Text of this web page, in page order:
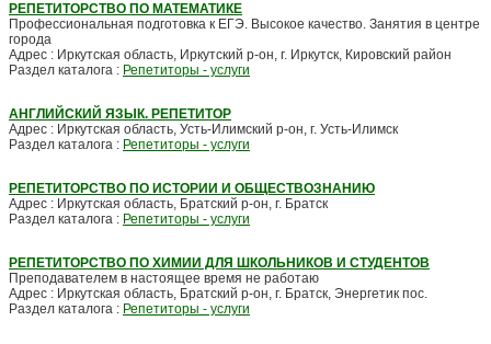
РЕПЕТИТОРСТВО ПО МАТЕМАТИКЕ
Профессиональная подготовка к ЕГЭ. Высокое качество. Занятия в центре
города
Адрес : Иркутская область, Иркутский р-он, г. Иркутск, Кировский район
Раздел каталога : Репетиторы - услуги
АНГЛИЙСКИЙ ЯЗЫК. РЕПЕТИТОР
Адрес : Иркутская область, Усть-Илимский р-он, г. Усть-Илимск
Раздел каталога : Репетиторы - услуги
РЕПЕТИТОРСТВО ПО ИСТОРИИ И ОБЩЕСТВОЗНАНИЮ
Адрес : Иркутская область, Братский р-он, г. Братск
Раздел каталога : Репетиторы - услуги
РЕПЕТИТОРСТВО ПО ХИМИИ ДЛЯ ШКОЛЬНИКОВ И СТУДЕНТОВ
Преподавателем в настоящее время не работаю
Адрес : Иркутская область, Братский р-он, г. Братск, Энергетик пос.
Раздел каталога : Репетиторы - услуги